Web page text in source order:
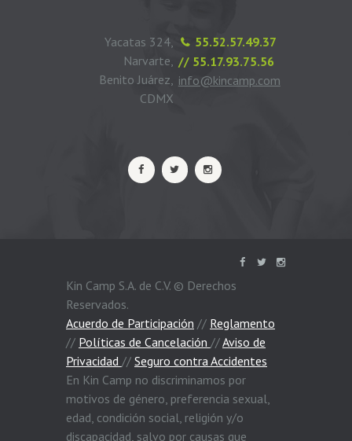
55.52.57.49.37
// 55.17.93.75.56
info@kincamp.com
Yacatas 324,
Narvarte,
Benito Juárez,
CDMX
Kin Camp S.A. de C.V. © Derechos
Reservados.
Acuerdo de Participación // Reglamento
// Políticas de Cancelación //Aviso de
Privacidad // Seguro contra Accidentes
En Kin Camp no discriminamos por
motivos de género, preferencia sexual,
edad, condición social, religión y/o
discapacidad, salvo por causas que